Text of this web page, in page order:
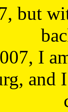
but
I
and